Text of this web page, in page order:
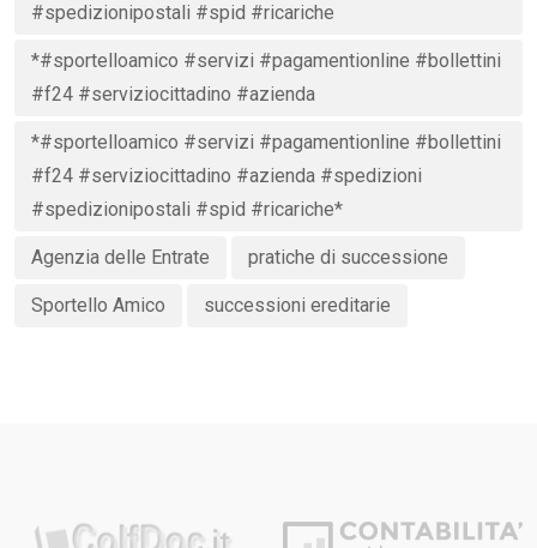
#spedizionipostali #spid #ricariche
*#sportelloamico #servizi #pagamentionline #bollettini
#f24 #serviziocittadino #azienda
*#sportelloamico #servizi #pagamentionline #bollettini
#f24 #serviziocittadino #azienda #spedizioni
#spedizionipostali #spid #ricariche*
Agenzia delle Entrate pratiche di successione
Sportello Amico successioni ereditarie